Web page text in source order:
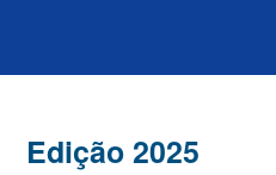
Edição 2025